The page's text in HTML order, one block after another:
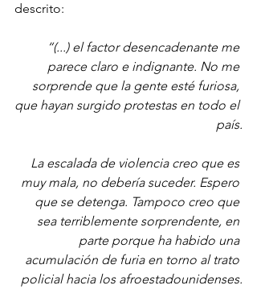
descrito:
“(...) el factor desencadenante me
parece claro e indignante. No me
sorprende que la gente esté furiosa,
que hayan surgido protestas en todo el
país.
La escalada de violencia creo que es
muy mala, no debería suceder. Espero
que se detenga. Tampoco creo que
sea terriblemente sorprendente, en
parte porque ha habido una
acumulación de furia en torno al trato
policial hacia los afroestadounidenses.